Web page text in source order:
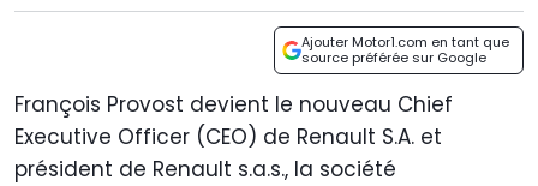
Ajouter Motor1.com en tant que
source préférée sur Google
François Provost devient le nouveau Chief
Executive Officer (CEO) de Renault S.A. et
président de Renault s.a.s., la société